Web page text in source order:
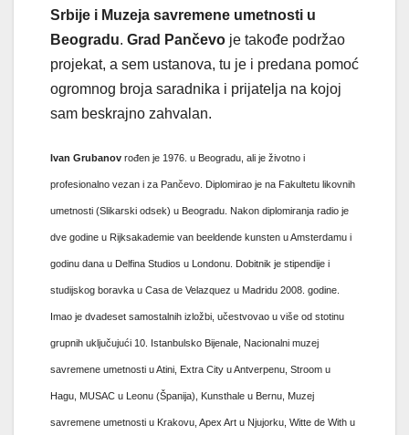
Srbije i Muzeja savremene umetnosti u
Beogradu. Grad Pančevo je takođe podržao
projekat, a sem ustanova, tu je i predana pomoć
ogromnog broja saradnika i prijatelja na kojoj
sam beskrajno zahvalan.
Ivan Grubanov rođen je 1976. u Beogradu, ali je životno i
profesionalno vezan i za Pančevo. Diplomirao je na Fakultetu likovnih
umetnosti (Slikarski odsek) u Beogradu. Nakon diplomiranja radio je
dve godine u Rijksakademie van beeldende kunsten u Amsterdamu i
godinu dana u Delfina Studios u Londonu. Dobitnik je stipendije i
studijskog boravka u Casa de Velazquez u Madridu 2008. godine.
Imao je dvadeset samostalnih izložbi, učestvovao u više od stotinu
grupnih uključujući 10. Istanbulsko Bijenale, Nacionalni muzej
savremene umetnosti u Atini, Extra City u Antverpenu, Stroom u
Hagu, MUSAC u Leonu (Španija), Kunsthale u Bernu, Muzej
savremene umetnosti u Krakovu, Apex Art u Njujorku, Witte de With u